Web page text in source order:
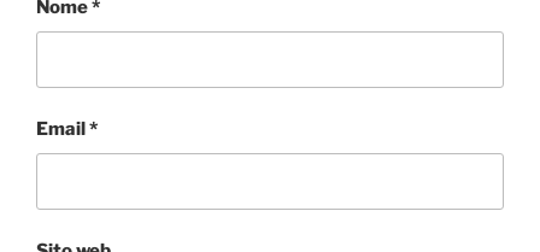
Nome*
Email*